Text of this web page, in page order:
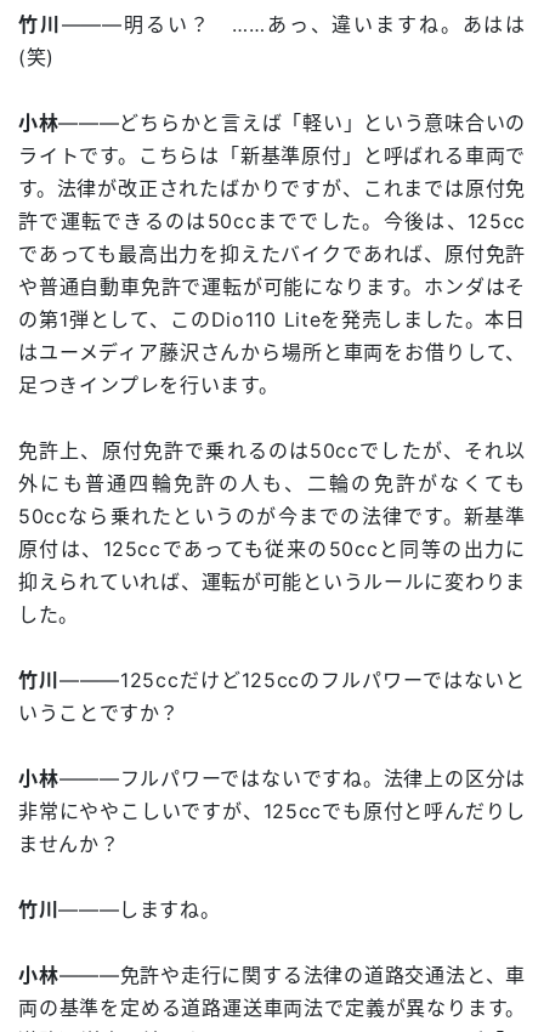
竹川 ―――明るい？ ……あっ、違いますね。あはは
(笑)
小林―――どちらかと言えば「軽い」という意味合いの
ライトです。こちらは「新基準原付」と呼ばれる車両で
す。法律が改正されたばかりですが、これまでは原付免
許で運転できるのは50ccまででした。今後は、125cc
であっても最高出力を抑えたバイクであれば、原付免許
や普通自動車免許で運転が可能になります。ホンダはそ
の第1弾として、このDio110 Liteを発売しました。本日
はユーメディア藤沢さんから場所と車両をお借りして、
足つきインプレを行います。
免許上、原付免許で乗れるのは50ccでしたが、それ以
外にも普通四輪免許の人も、二輪の免許がなくても
50ccなら乗れたというのが今までの法律です。新基準
原付は、125ccであっても従来の50ccと同等の出力に
抑えられていれば、運転が可能というルールに変わりま
した。
竹川―――125ccだけど125ccのフルパワーではないと
いうことですか？
小林―――フルパワーではないですね。法律上の区分は
非常にややこしいですが、125ccでも原付と呼んだりし
ませんか？
竹川―――しますね。
小林―――免許や走行に関する法律の道路交通法と、車
両の基準を定める道路運送車両法で定義が異なります。